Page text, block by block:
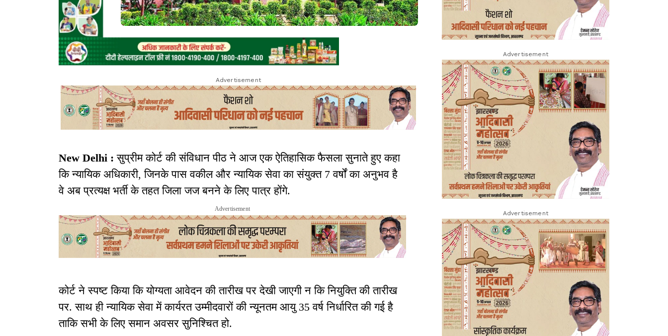
Advertisement
New Delhi : सुप्रीम कोर्ट की संविधान पीठ ने आज एक ऐतिहासिक फैसला सुनाते हुए कहा
कि न्यायिक अधिकारी, जिनके पास वकील और न्यायिक सेवा का संयुक्त 7 वर्षों का अनुभव है
वे अब प्रत्यक्ष भर्ती के तहत जिला जज बनने के लिए पात्र होंगे.
Advertisement
कोर्ट ने स्पष्ट किया कि योग्यता आवेदन की तारीख पर देखी जाएगी न कि नियुक्ति की तारीख
पर. साथ ही न्यायिक सेवा में कार्यरत उम्मीदवारों की न्यूनतम आयु 35 वर्ष निर्धारित की गई है
ताकि सभी के लिए समान अवसर सुनिश्चित हो.
Advertisement
Advertisement